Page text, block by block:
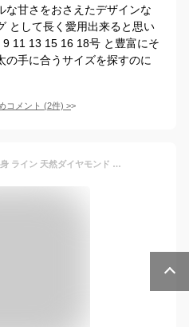
な甘さをおさえたデザインな
として長く愛用出来ると思い
11 13 15 16 18号 と豊富にそ
の手に合うサイズを探すのに
コメント (2件) >
fe-fe phiten ファイテン 細身 ライン 天然ダイヤモンド 純チタン ペアリング ペアアクセサリー 金属アレルギーフリー スポーツ アウトドア 健康 シンプル 無地 メンズ 男性 レディース 女性 彼氏 彼女 恋人 カップル お揃い プレゼント ブランド ふぁいてん